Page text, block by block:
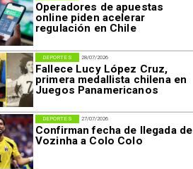
Operadores de apuestas
online piden acelerar
regulación en Chile
28/07/2026
Fallece Lucy López Cruz,
primera medallista chilena en
Juegos Panamericanos
DEPORTES
27/07/2026
Confirman fecha de llegada de
Vozinha a Colo Colo
DEPORTES